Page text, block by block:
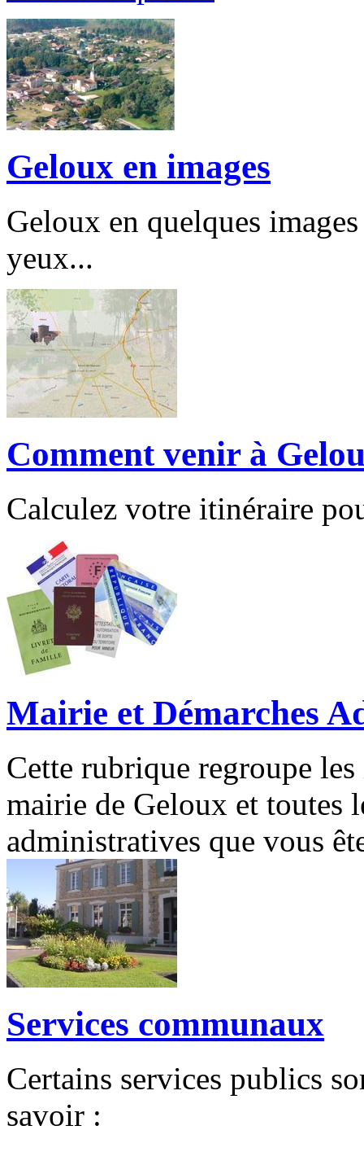
Geloux en images
Geloux en quelques
yeux...
Comment venir à
Calculez votre itinéraire
Mairie et Démarches
Cette rubrique regroupe
mairie de Geloux et toutes
administratives que vous
Services communaux
Certains services publics
savoir :